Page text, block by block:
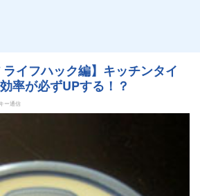
ライフハック編】キッチンタイ
率が必ずUPする！？
ー通信